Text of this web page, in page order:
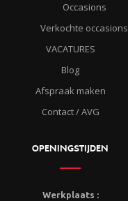
Occasions
Verkochte occasions
VACATURES
Blog
Afspraak maken
Contact / AVG
OPENINGSTIJDEN
Werkplaats :